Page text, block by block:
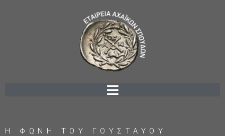
Η ΦΩΝΗ ΤΟΥ ΓΟΥΣΤΑΥΟΥ